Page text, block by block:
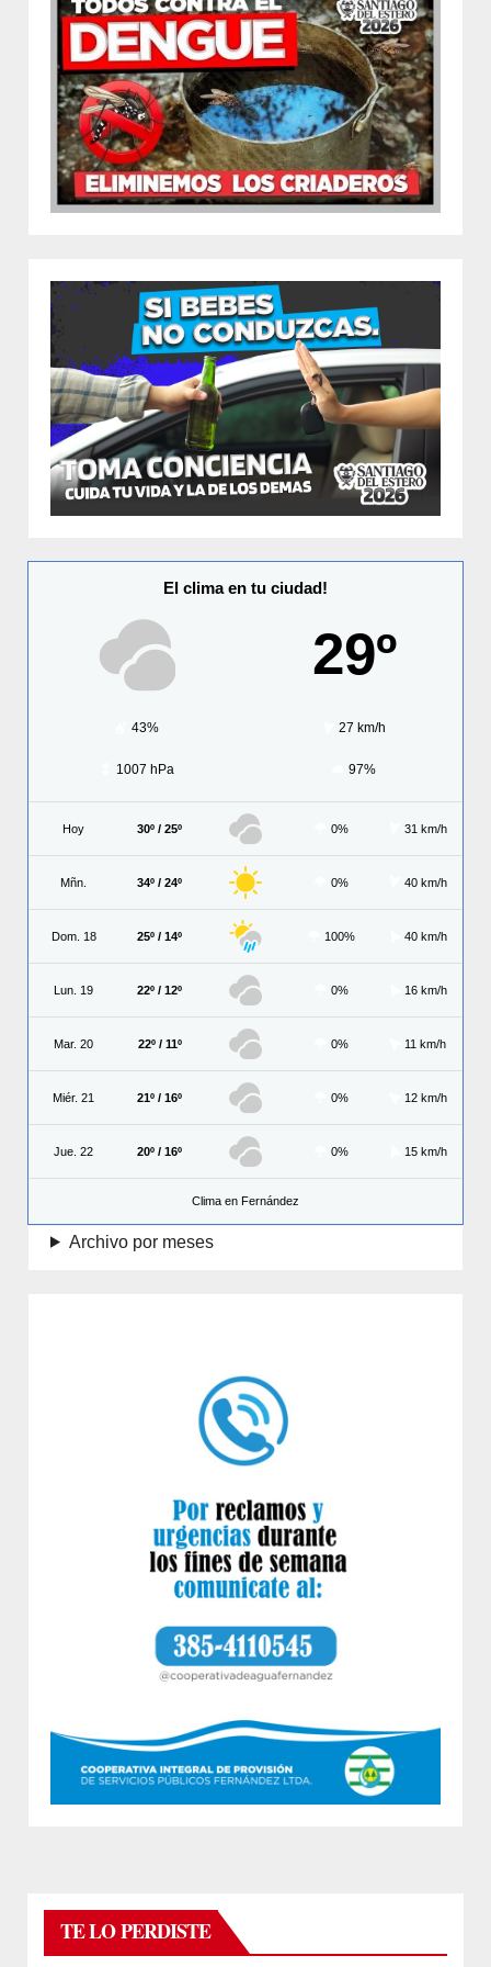
El clima en tu ciudad!
29º
43% 27 km/h
1007 hPa 97%
Hoy 30º / 25º 0% 31 km/h
Mñn. 34º / 24º 0% 40 km/h
Dom. 18 25º / 14º 100% 40 km/h
Lun. 19 22º / 12º 0% 16 km/h
Mar. 20 22º / 11º 0% 11 km/h
Miér. 21 21º / 16º 0% 12 km/h
Jue. 22 20º / 16º 0% 15 km/h
Clima en Fernández
Archivo por meses
TE LO PERDISTE